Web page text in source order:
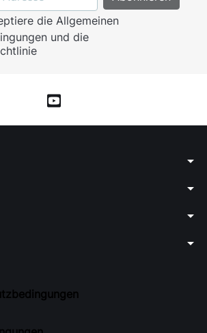
die Allgemeinen
und die
arrow_drop_down
arrow_drop_down
arrow_drop_down
arrow_drop_down